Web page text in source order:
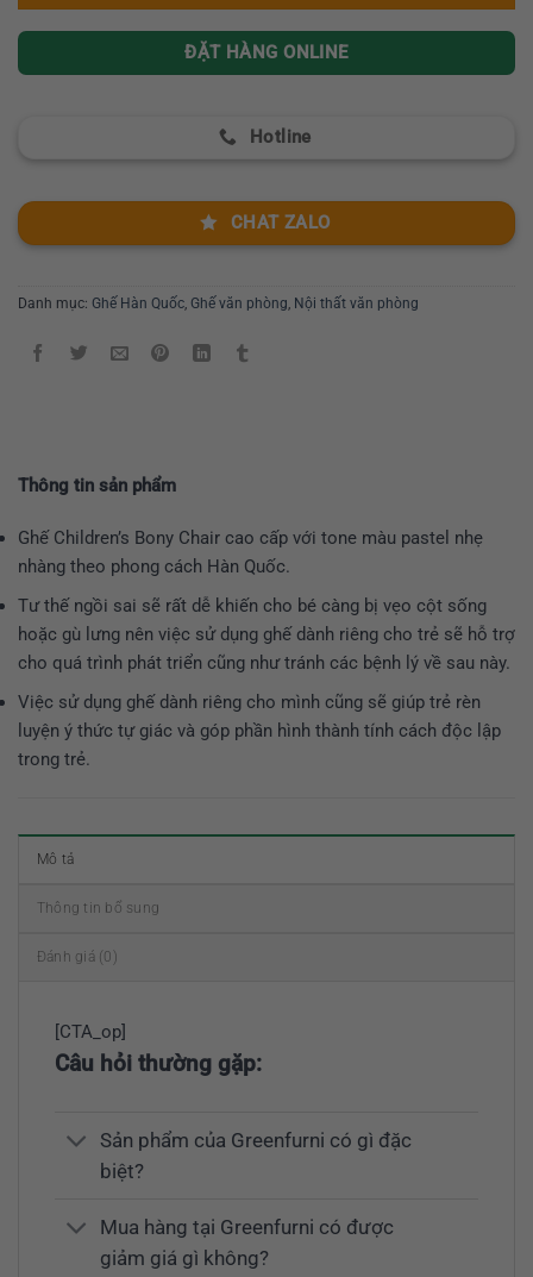
ĐẶT HÀNG ONLINE
Hotline
CHAT ZALO
Danh mục: Ghế Hàn Quốc, Ghế văn phòng, Nội thất văn phòng
Thông tin sản phẩm
Ghế Children’s Bony Chair cao cấp với tone màu pastel nhẹ
nhàng theo phong cách Hàn Quốc.
Tư thế ngồi sai sẽ rất dễ khiến cho bé càng bị vẹo cột sống
hoặc gù lưng nên việc sử dụng ghế dành riêng cho trẻ sẽ hỗ trợ
cho quá trình phát triển cũng như tránh các bệnh lý về sau này.
Việc sử dụng ghế dành riêng cho mình cũng sẽ giúp trẻ rèn
luyện ý thức tự giác và góp phần hình thành tính cách độc lập
trong trẻ.
Mô tả
Thông tin bổ sung
Đánh giá (0)
[CTA_op]
Câu hỏi thường gặp:
Sản phẩm của Greenfurni có gì đặc
biệt?
Mua hàng tại Greenfurni có được
giảm giá gì không?